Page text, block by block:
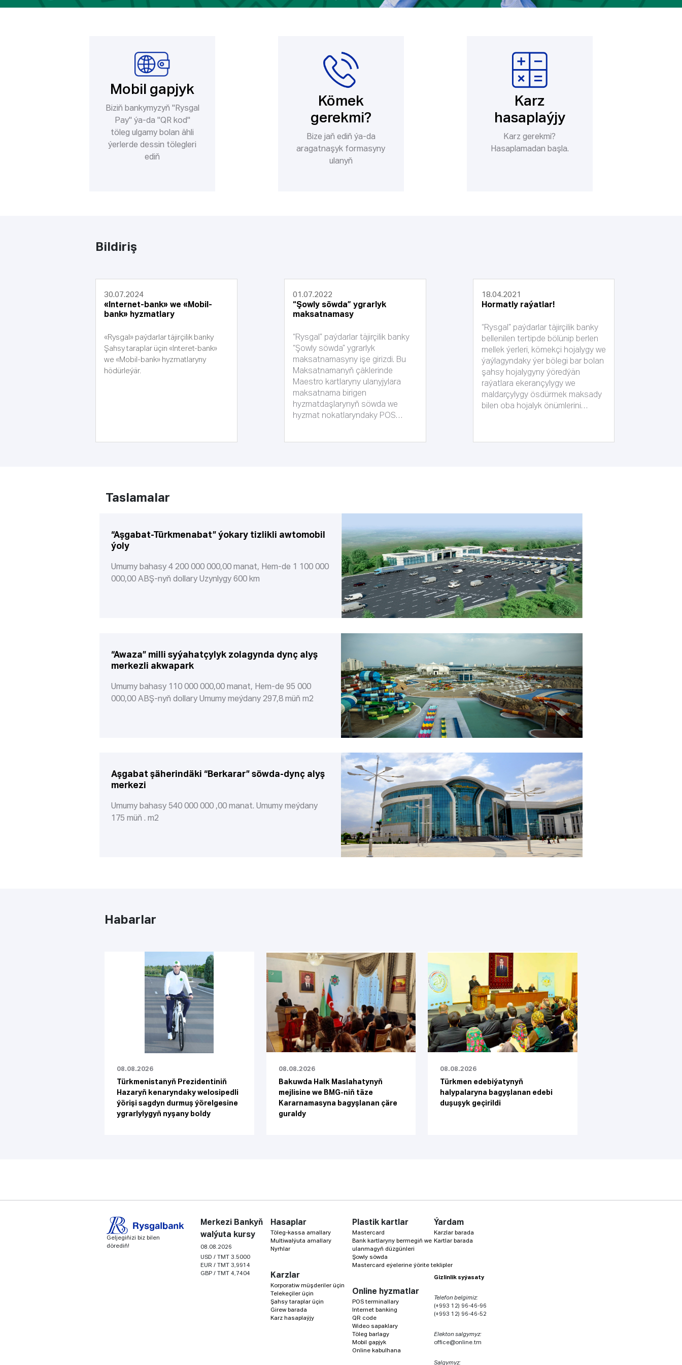
Mobil gapjyk
Biziň bankymyzyň "Rysgal
Pay" ýa-da "QR kod"
töleg ulgamy bolan ähli
ýerlerde dessin tölegleri
ediň
Kömek
gerekmi?
Bize jaň ediň ýa-da
aragatnaşyk formasyny
ulanyň
Karz
hasaplaýjy
Karz gerekmi?
Hasaplamadan başla.
Bildiriş
30.07.2024
«Internet-bank» we «Mobil-
bank» hyzmatlary
«Rysgal» paýdarlar täjirçilik banky
Şahsy taraplar üçin «Interet-bank»
we «Mobil-bank» hyzmatlaryny
hödürleýär.
01.07.2022
“Şowly söwda” ygrarlyk
maksatnamasy
“Rysgal” paýdarlar täjirçilik banky
“Şowly söwda” ygrarlyk
maksatnamasyny işe girizdi. Bu
Maksatnamanyň çäklerinde
Maestro kartlaryny ulanyjylara
maksatnama birigen
hyzmatdaşlarynyň söwda we
hyzmat nokatlaryndaky POS
18.04.2021
Hormatly raýatlar!
“Rysgal” paýdarlar täjirçilik banky
bellenilen tertipde bölünip berlen
mellek ýerleri, kömekçi hojalygy we
ýaýlagyndaky ýer bölegi bar bolan
şahsy hojalygyny ýöredýän
raýatlara ekerançylygy we
maldarçylygy ösdürmek maksady
bilen oba hojalyk önümlerini
önümçilikler üçin zerur bolan çig
Taslamalar
“Aşgabat-Türkmenabat” ýokary tizlikli awtomobil
ýoly
Umumy bahasy 4 200 000 000,00 manat, Hem-de 1 100 000
000,00 ABŞ-nyň dollary Uzynlygy 600 km
“Awaza” milli syýahatçylyk zolagynda dynç alyş
merkezli akwapark
Umumy bahasy 110 000 000,00 manat, Hem-de 95 000
000,00 ABŞ-nyň dollary Umumy meýdany 297,8 müň m2
Aşgabat şäherindäki “Berkarar” söwda-dynç alyş
merkezi
Umumy bahasy 540 000 000 ,00 manat. Umumy meýdany
175 müň . m2
Habarlar
08.08.2026
Türkmenistanyň Prezidentiniň
Hazaryň kenaryndaky welosipedli
ýörişi sagdyn durmuş ýörelgesine
ygrarlylygyň nyşany boldy
08.08.2026
Bakuwda Halk Maslahatynyň
mejlisine we BMG-niň täze
Kararnamasyna bagyşlanan çäre
guraldy
08.08.2026
Türkmen edebiýatynyň
halypalaryna bagyşlanan edebi
duşuşyk geçirildi
Geljegiňizi biz bilen
dörediň!
Merkezi Bankyň
walýuta kursy
08.08.2026
USD / TMT 3.5000
EUR / TMT 3,9914
GBP / TMT 4,7404
Hasaplar
Töleg-kassa amallary
Multiwalýuta amallary
Nyrhlar
Karzlar
Korporatiw müşderiler üçin
Telekeçiler üçin
Şahsy taraplar üçin
Girew barada
Karz hasaplaýjy
Plastik kartlar
Mastercard
Bank kartlaryny bermegiň we
ulanmagyň düzgünleri
Şowly söwda
Mastercard eýelerine ýörite teklipler
Online hyzmatlar
POS terminallary
Internet banking
QR code
Wideo sapaklary
Töleg barlagy
Mobil gapjyk
Online kabulhana
Ýardam
Karzlar barada
Kartlar barada
Gizlinlik syýasaty
Telefon belgimiz:
(+993 12) 96-46-96
(+993 12) 96-46-52
Elekton salgymyz:
office@online.tm
Salgymyz: